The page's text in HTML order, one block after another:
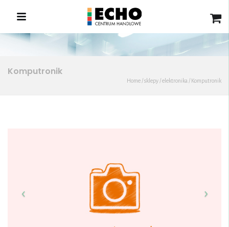
Komputronik
Home /sklepy /elektronika / Komputronik